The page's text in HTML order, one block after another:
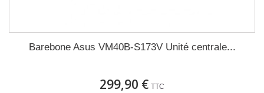
Barebone Asus VM40B-S173V Unité centrale...
299,90 € TTC